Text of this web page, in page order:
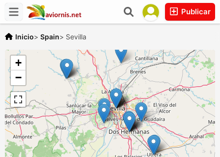
Publicar
Inicio> Spain> Sevilla
+
−